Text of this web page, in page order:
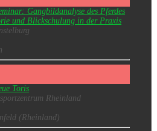
Gangbildanalyse des Pferdes
und Blickschulung in der Praxis
Toris
Rheinland
(Rheinland)